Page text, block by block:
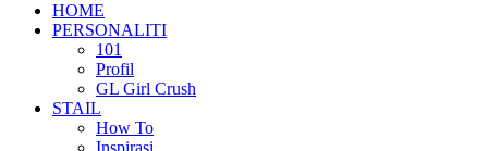
HOME
PERSONALITI
101
Profil
GL Girl Crush
STAIL
How To
Inspirasi